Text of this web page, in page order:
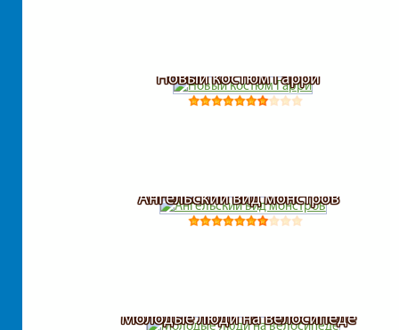
Новый костюм Гарри
Ангельский вид монстров
Молодые люди на велосипеде